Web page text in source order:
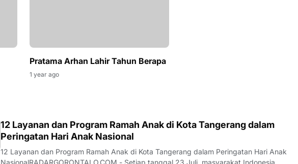
Pratama Arhan Lahir Tahun Berapa
1 year ago
12 Layanan dan Program Ramah Anak di Kota Tangerang dalam
Peringatan Hari Anak Nasional
12 Layanan dan Program Ramah Anak di Kota Tangerang dalam Peringatan Hari Anak